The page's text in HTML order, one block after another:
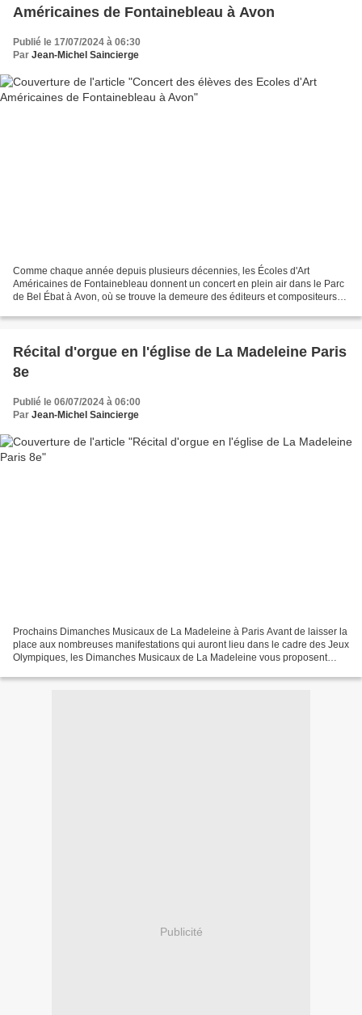
Américaines de Fontainebleau à Avon
Publié le 17/07/2024 à 06:30
Par Jean-Michel Saincierge
Comme chaque année depuis plusieurs décennies, les Écoles d'Art
Américaines de Fontainebleau donnent un concert en plein air dans le Parc
de Bel Ébat à Avon, où se trouve la demeure des éditeurs et compositeurs
Récital d'orgue en l'église de La Madeleine Paris
8e
Publié le 06/07/2024 à 06:00
Par Jean-Michel Saincierge
Prochains Dimanches Musicaux de La Madeleine à Paris Avant de laisser la
place aux nombreuses manifestations qui auront lieu dans le cadre des Jeux
Olympiques, les Dimanches Musicaux de La Madeleine vous proposent
Publicité